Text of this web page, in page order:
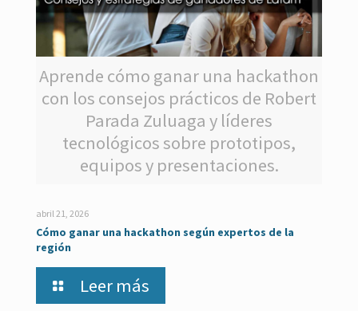
Aprende cómo ganar una hackathon
con los consejos prácticos de Robert
Parada Zuluaga y líderes
tecnológicos sobre prototipos,
equipos y presentaciones.
abril 21, 2026
Cómo ganar una hackathon según expertos de la
región
Leer más